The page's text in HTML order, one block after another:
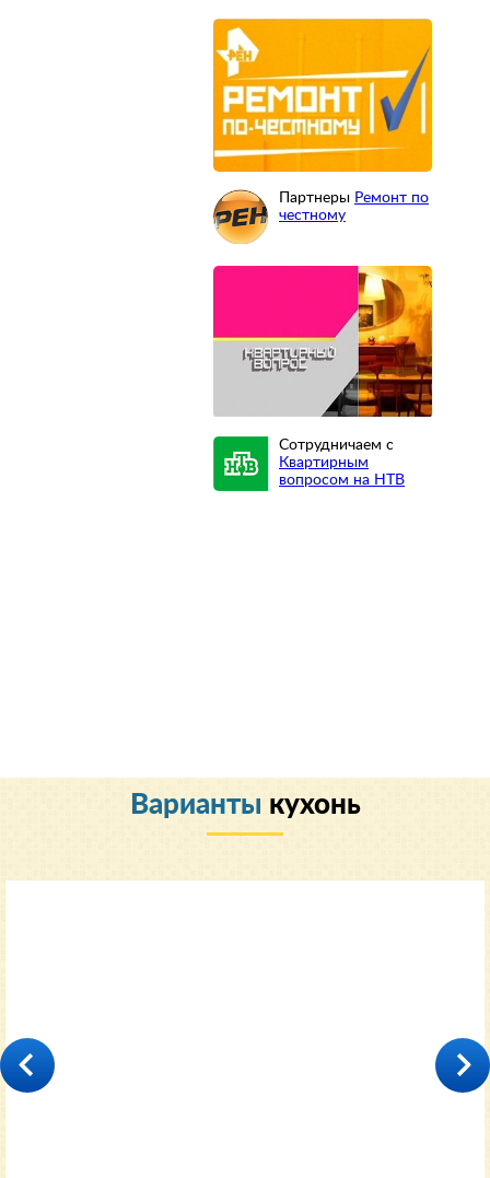
Партнеры Ремонт по
честному
Сотрудничаем с
Квартирным
вопросом на НТВ
Варианты кухонь